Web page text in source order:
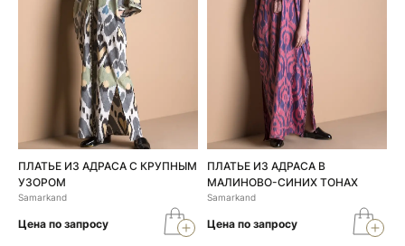
ПЛАТЬЕ ИЗ АДРАСА С КРУПНЫМ
УЗОРОМ
Samarkand
Цена по запросу
ПЛАТЬЕ ИЗ АДРАСА В
МАЛИНОВО-СИНИХ ТОНАХ
Samarkand
Цена по запросу